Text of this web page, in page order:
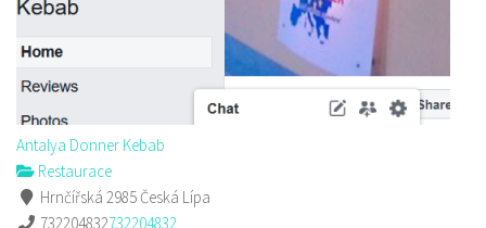
Antalya Donner Kebab
Restaurace
Hrnčířská 2985 Česká Lípa
732204832732204832